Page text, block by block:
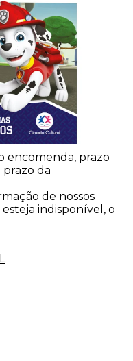
encomenda, prazo
prazo da
de nossos
indisponível, o